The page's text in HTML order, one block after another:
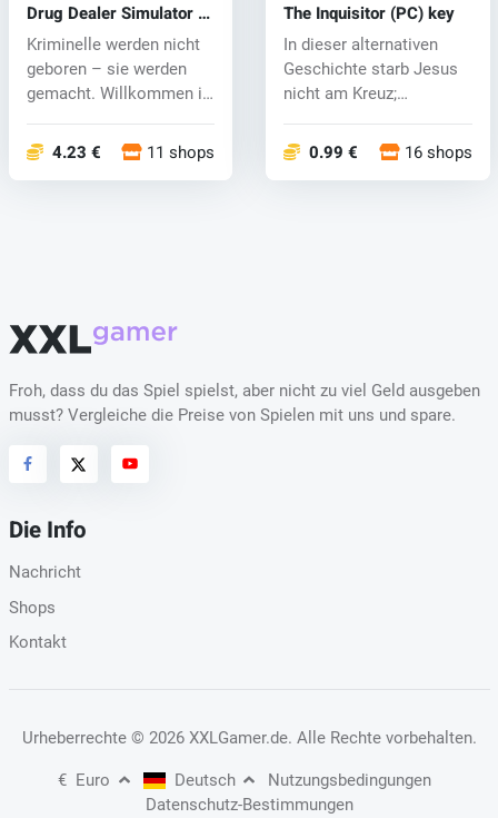
Drug Dealer Simulator 2
(PC) key
Kriminelle werden nicht
geboren – sie werden
gemacht. Willkommen in
4.23 € 11 shops
The Inquisitor (PC) key
In dieser alternativen
Geschichte starb Jesus
nicht am Kreuz;
0.99 € 16 shops
Froh, dass du das Spiel spielst, aber nicht zu viel Geld ausgeben
musst? Vergleiche die Preise von Spielen mit uns und spare.
Die Info
Nachricht
Shops
Kontakt
Urheberrechte © 2026 XXLGamer.de. Alle Rechte vorbehalten.
€ Euro Deutsch
Nutzungsbedingungen
Datenschutz-Bestimmungen